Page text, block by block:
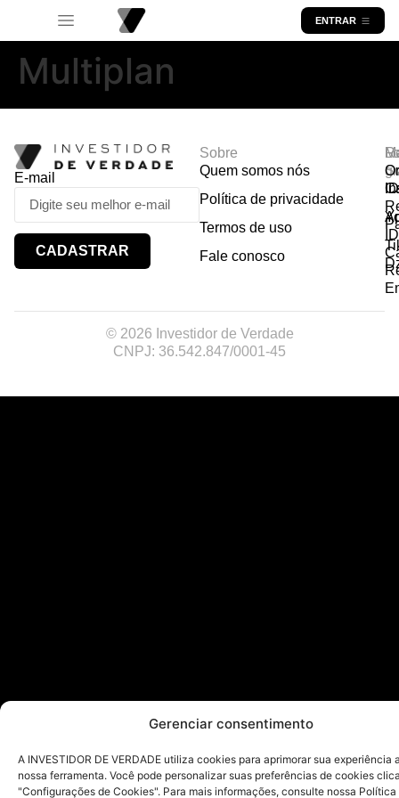
Gerenciar consentimento
A INVESTIDOR DE VERDADE utiliza cookies para aprimorar sua experiência
nossa ferramenta. Você pode personalizar suas preferências de cookies
"Configurações de Cookies". Para mais informações, consulte nossa Política
ENTRAR
Multiplan
E-mail
CADASTRAR
Sobre
Quem somos nós
Política de privacidade
Termos de uso
Fale conosco
© 2026 Investidor de Verdade
CNPJ: 36.542.847/0001-45